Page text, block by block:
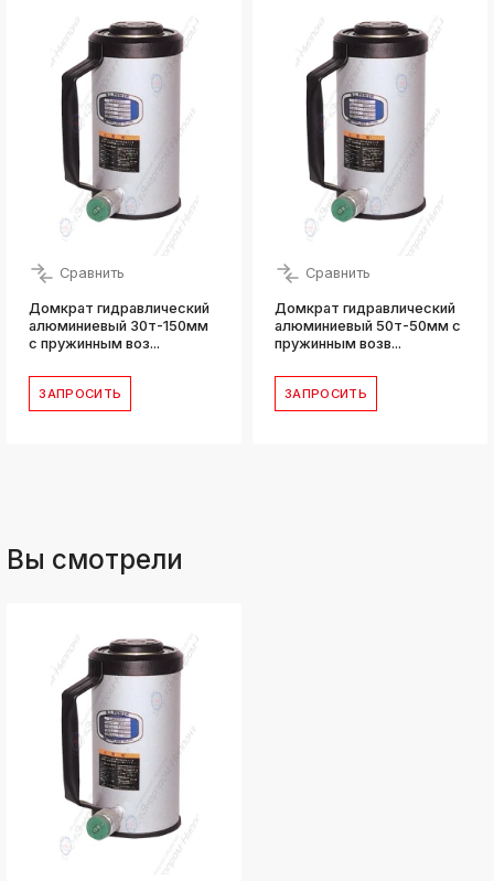
Сравнить
Домкрат гидравлический
алюминиевый 30т-150мм
с пружинным воз...
ЗАПРОСИТЬ
Сравнить
Домкрат гидравлический
алюминиевый 50т-50мм с
пружинным возв...
ЗАПРОСИТЬ
Вы смотрели